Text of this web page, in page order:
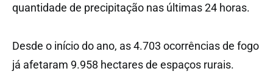
quantidade de precipitação nas últimas 24 horas.
Desde o início do ano, as 4.703 ocorrências de fogo
já afetaram 9.958 hectares de espaços rurais.